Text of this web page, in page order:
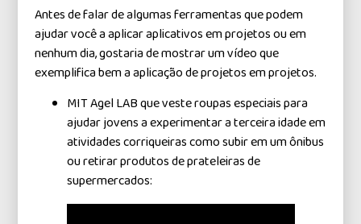
Antes de falar de algumas ferramentas que podem
ajudar você a aplicar aplicativos em projetos ou em
nenhum dia, gostaria de mostrarumvídeo que
exemplifica bem a aplicação de projetos em projetos.
MIT Agel LAB que veste roupas especiais para
ajudar jovens a experimentar a terceira idade em
atividades corriqueiras como subir em um ônibus
ou retirar produtos de prateleiras de
supermercados: